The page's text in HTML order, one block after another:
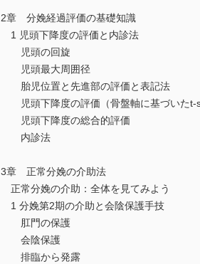
2章 分娩経過評価の基礎知識
1 児頭下降度の評価と内診法
児頭の回旋
児頭最大周囲径
胎児位置と先進部の評価と表記法
児頭下降度の評価（骨盤軸に基づいたt-
児頭下降度の総合的評価
内診法
3章 正常分娩の介助法
正常分娩の介助：全体を見てみよう
1 分娩第2期の介助と会陰保護手技
肛門の保護
会陰保護
排臨から発露